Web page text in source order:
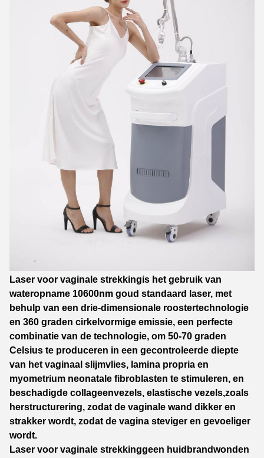
Laser voor vaginale strekkingis het gebruik van
wateropname 10600nm goud standaard laser, met
behulp van een drie-dimensionale roostertechnologie
en 360 graden cirkelvormige emissie, een perfecte
combinatie van de technologie, om 50-70 graden
Celsius te produceren in een gecontroleerde diepte
van het vaginaal slijmvlies, lamina propria en
myometrium neonatale fibroblasten te stimuleren, en
beschadigde collageenvezels, elastische vezels,zoals
herstructurering, zodat de vaginale wand dikker en
strakker wordt, zodat de vagina steviger en gevoeliger
wordt.
Laser voor vaginale strekkinggeen huidbrandwonden